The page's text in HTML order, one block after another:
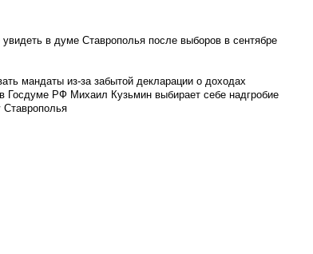
в думе Ставрополья после выборов в сентябре
мандаты из-за забытой декларации о доходах
Госдуме РФ Михаил Кузьмин выбирает себе надгробие
Ставрополья